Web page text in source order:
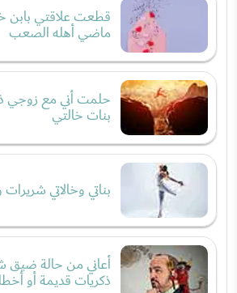
قطعت علاقتي بابن
ماضي أهله الصعب
حلمت أني مع زوجي
بنات خالتي
بناتي وخالاتي شريرات
أعاني من حالة ضيق
ذكريات قديمة أو